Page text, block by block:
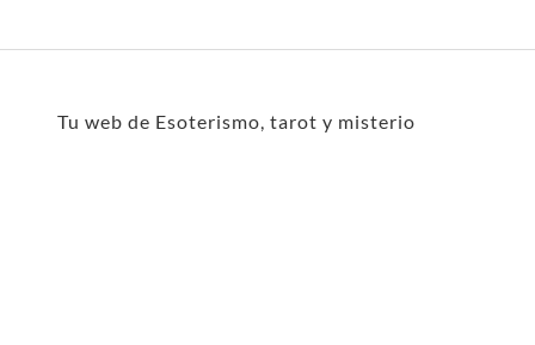
Tu web de Esoterismo, tarot y misterio